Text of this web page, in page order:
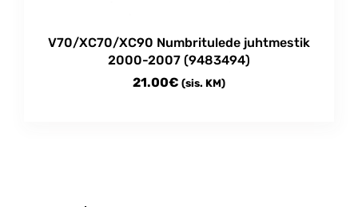
V70/XC70/XC90 Numbritulede juhtmestik
2000-2007 (9483494)
21.00€ (sis. KM)